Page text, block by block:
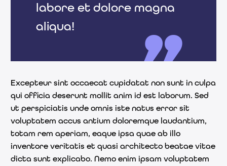
labore et dolore magna
aliqua!
Excepteur sint occaecat cupidatat non sunt in culpa
qui officia deserunt mollit anim id est laborum. Sed
ut perspiciatis unde omnis iste natus error sit
voluptatem accus antium doloremque laudantium,
totam rem aperiam, eaque ipsa quae ab illo
inventore veritatis et quasi architecto beatae vitae
dicta sunt explicabo. Nemo enim ipsam voluptatem